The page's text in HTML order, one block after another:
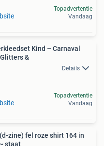
Topadvertentie
Vandaag
Kind – Carnaval
&
Details
Topadvertentie
Vandaag
(d-zine) fel roze shirt 164 in
staat